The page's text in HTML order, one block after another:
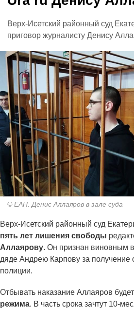
Верх-Исетский районный суд
приговор журналисту Денису
© ЕАН. Денис Аллаяров в зале суда
Верх-Исетский районный суд
пять лет лишения свободы
Аллаярову. Он признан виновным
дяде Андрею Карпову за получение
полиции.
Отбывать наказание Аллаяров
режима. В часть срока зачтут 10-